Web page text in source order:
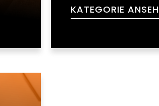
KATEGORIE